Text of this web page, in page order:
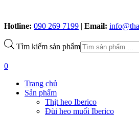
Hotline: 090 269 7199 | Email:
Tìm kiếm sản phẩm
0
Trang chủ
Sản phẩm
Thịt heo Iberico
Đùi heo muối Iberico